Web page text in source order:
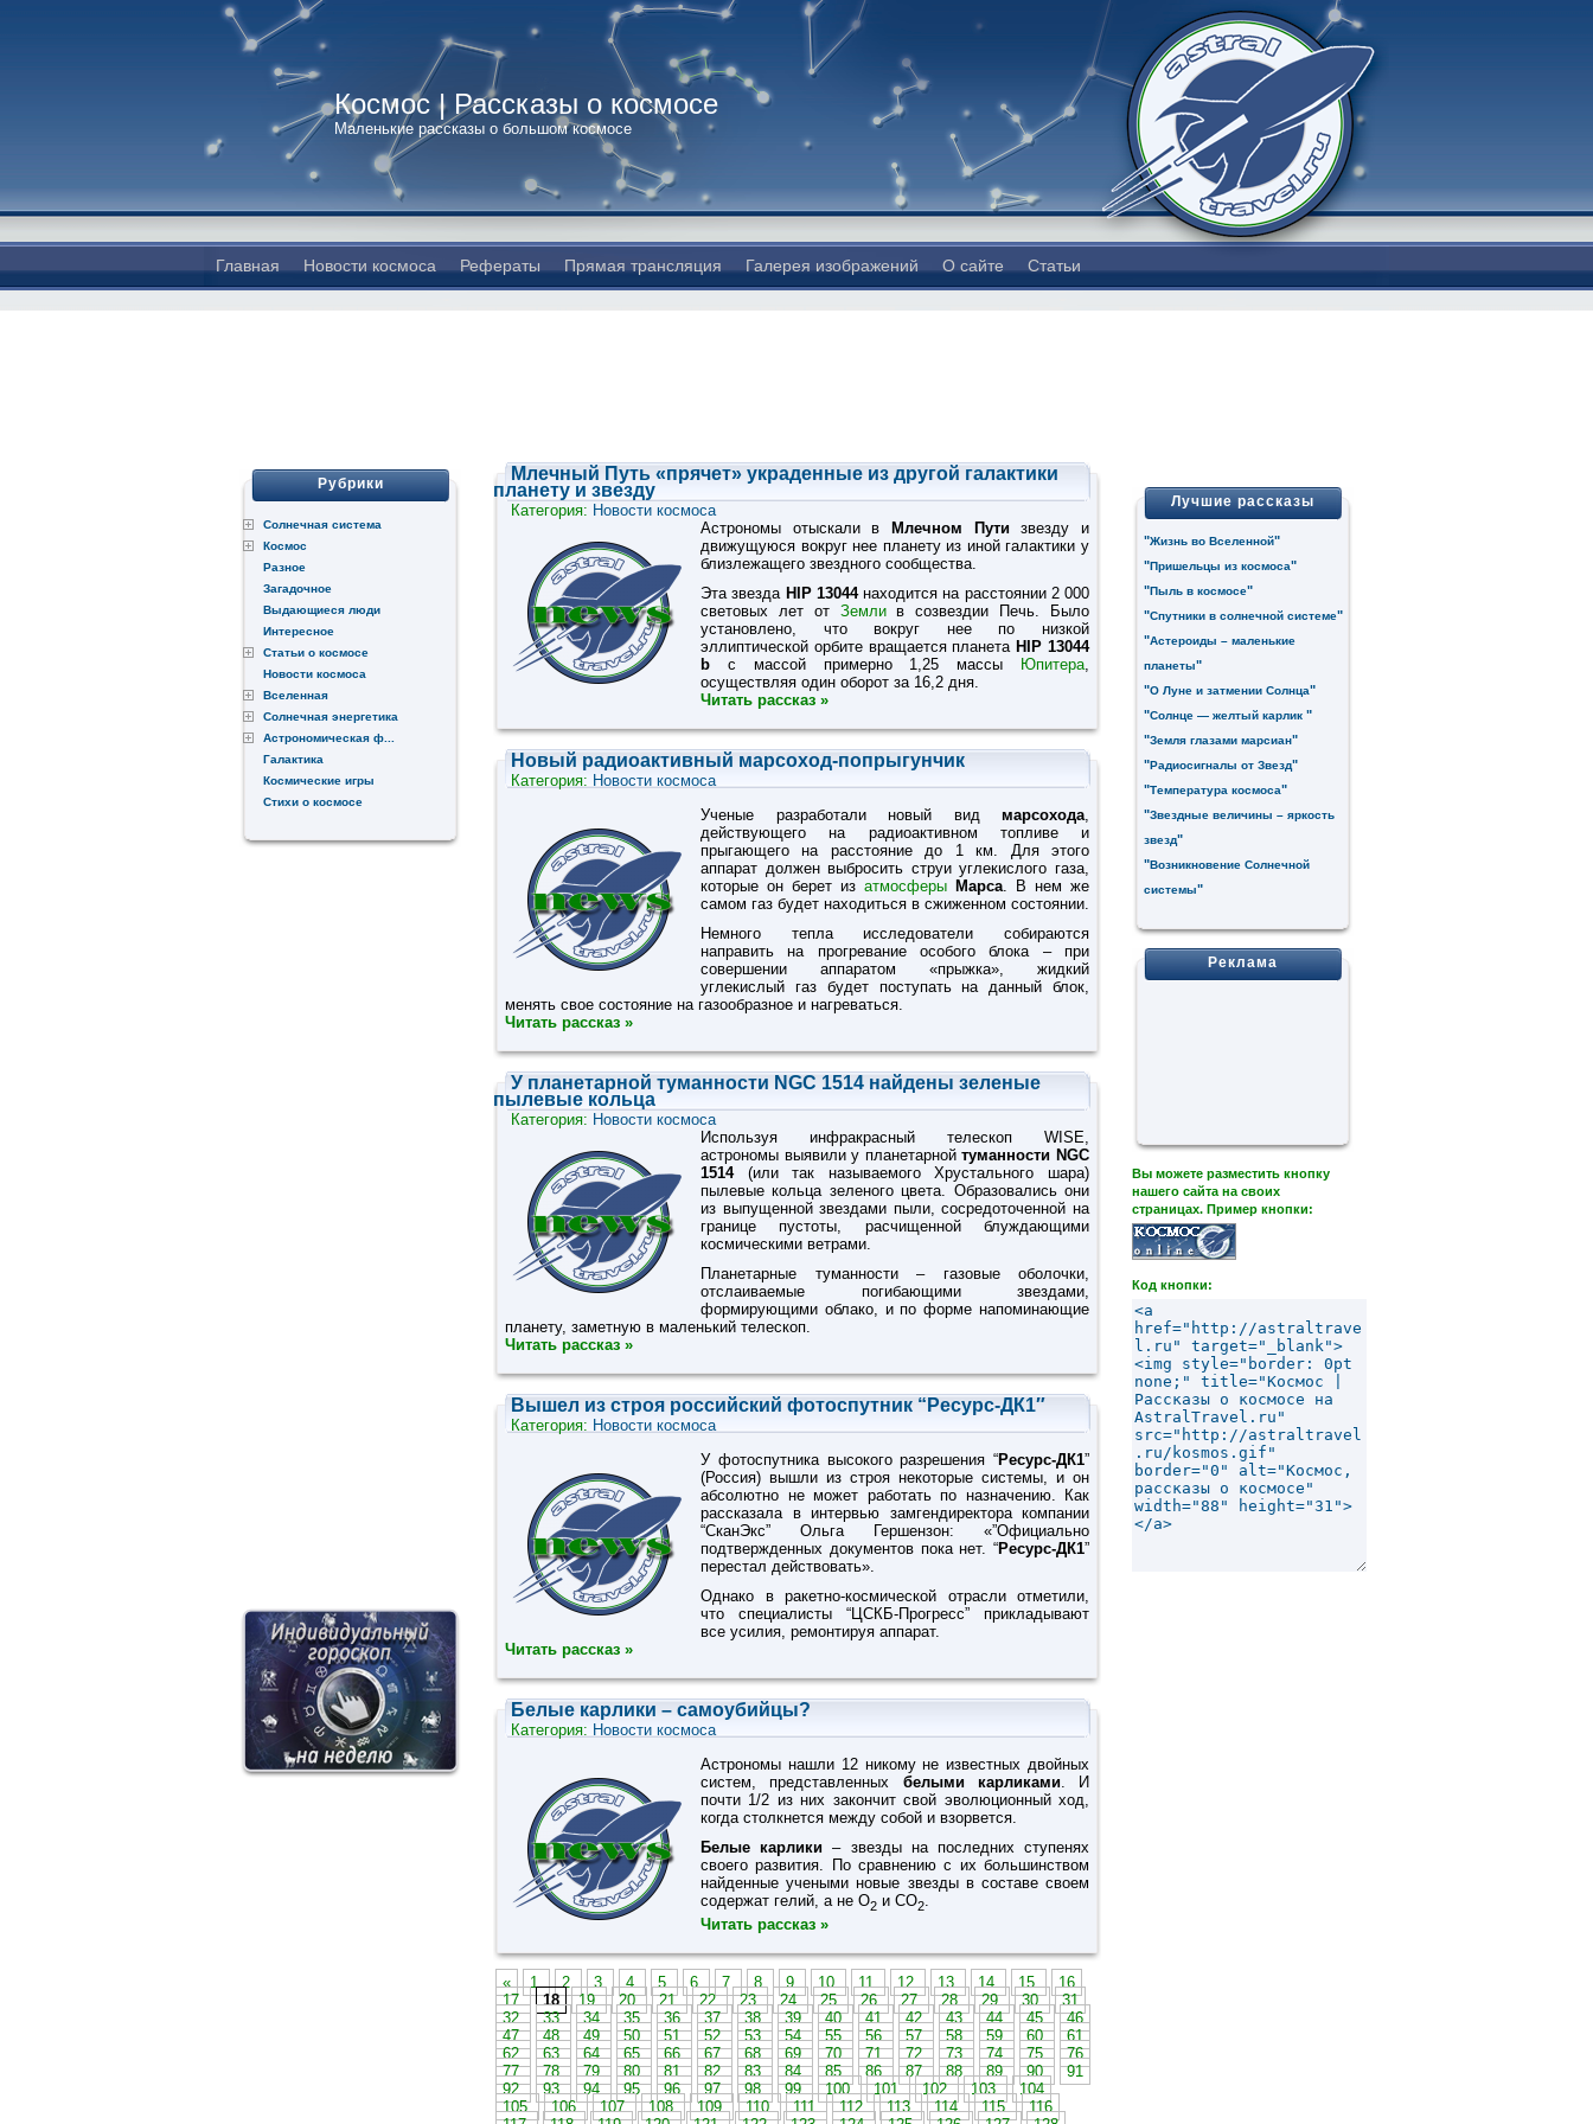
Космос | Рассказы о космосе
Маленькие рассказы о большом космосе
Главная Новости космоса Рефераты Прямая трансляция Галерея изображений О сайте Статьи
Рубрики
Солнечная система
Космос
Разное
Загадочное
Выдающиеся люди
Интересное
Статьи о космосе
Новости космоса
Вселенная
Солнечная энергетика
Астрономическая ф...
Галактика
Космические игры
Стихи о космосе
Млечный Путь «прячет» украденные из другой галактики
планету и звезду
Категория: Новости космоса
Астрономы отыскали в
Млечном Путизвезду и
движущуюся вокруг нее планету из иной галактики у
близлежащего звездного сообщества.
Эта звезда HIP 13044 находится на расстоянии 2 000
световых лет от Землив созвездии Печь. Было
установлено, что вокруг нее по низкой
эллиптической орбите вращается планета HIP 13044
b с массой примерно 1,25 массы Юпитера,
осуществляя один оборот за 16,2 дня.
Читать рассказ »
Новый радиоактивный марсоход-попрыгунчик
Категория: Новости космоса
Ученые разработали новый вид марсохода,
действующего на радиоактивном топливе и
прыгающего на расстояние до 1 км. Для этого
аппарат должен выбросить струи углекислого газа,
которые он берет из атмосферы Марса. В нем же
самом газ будет находиться в сжиженном состоянии.
Немного тепла исследователи собираются
направить на прогревание особого блока – при
совершении аппаратом «прыжка», жидкий
углекислый газ будет поступать на данный блок,
менять свое состояние на газообразное и нагреваться.
Читать рассказ »
У планетарной туманности NGC 1514 найдены зеленые
пылевые кольца
Категория: Новости космоса
Используя инфракрасный телескоп WISE,
астрономы выявили у планетарнойтуманности NGC
1514(или так называемого Хрустального шара)
пылевые кольца зеленого цвета. Образовались они
из выпущенной звездами пыли, сосредоточенной на
границе пустоты, расчищенной блуждающими
космическими ветрами.
Планетарные туманности – газовые оболочки,
отслаиваемые погибающими звездами,
формирующими облако, и по форме напоминающие
планету, заметную в маленький телескоп.
Читать рассказ »
Вышел из строя российский фотоспутник “Ресурс-ДК1″
Категория: Новости космоса
У фотоспутника высокого разрешения “Ресурс-ДК1”
(Россия) вышли из строя некоторые системы, и он
абсолютно не может работать по назначению. Как
рассказала в интервью замгендиректора компании
“СканЭкс” Ольга Гершензон: «”Официально
подтвержденных документов пока нет. “Ресурс-ДК1”
перестал действовать».
Однако в ракетно-космической отрасли отметили,
что специалисты “ЦСКБ-Прогресс” прикладывают
все усилия, ремонтируя аппарат.
Читать рассказ »
Белые карлики – самоубийцы?
Категория: Новости космоса
Астрономы нашли 12 никому не известных двойных
систем, представленных белыми карликами. И
почти 1/2 из них закончит свой эволюционный ход,
когда столкнется между собой и взорвется.
Белые карлики – звезды на последних ступенях
своего развития. По сравнению с их большинством
найденные учеными новые звезды в составе своем
содержат гелий, а не O2 и CO2.
Читать рассказ »
« 1 2 3 4 5 6 7 8 9 10 11 12 13 14 15
16
17
18 19 20 21 22 23 24 25 26 27 28 29 30
31
32
33 34 35 36 37 38 39 40 41 42 43 44 45
46
47
48 49 50 51 52 53 54 55 56 57 58 59 60
61
62
63 64 65 66 67 68 69 70 71 72 73 74 75
76
77
78 79 80 81 82 83 84 85 86 87 88 89 90
91
92
93 94 95 96 97 98 99 100 101 102 103
104
105
106 107 108 109 110 111 112 113 114 115
116
Лучшие рассказы
"Жизнь во Вселенной"
"Пришельцы из космоса"
"Пыль в космосе"
"Спутники в солнечной системе"
"Астероиды – маленькие
планеты"
"О Луне и затмении Солнца"
"Солнце — желтый карлик "
"Земля глазами марсиан"
"Радиосигналы от Звезд"
"Температура космоса"
"Звездные величины – яркость
звезд"
"Возникновение Солнечной
системы"
Реклама
Вы можете разместить кнопку
нашего сайта на своих
страницах. Пример кнопки:
Код кнопки: